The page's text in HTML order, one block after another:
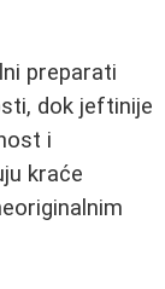
preparati
dok jeftinije
i
kraće